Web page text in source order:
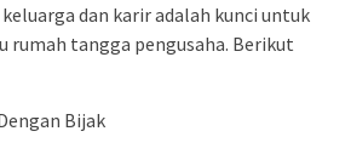
dan karir adalah kunci untuk
rumah tangga pengusaha. Berikut
Bijak